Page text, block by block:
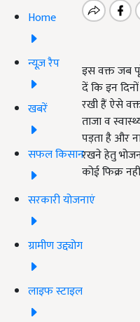
Home
न्यूज़ रैप
खबरें
सफल किसान
सरकारी योजनाएं
ग्रामीण उद्द्योग
लाइफ स्टाइल
इस वक्त जब
दें कि इन
रखी हैं ऐसे
ताजा व
पड़ता है और
रखने हेतु
कोई फिक्र